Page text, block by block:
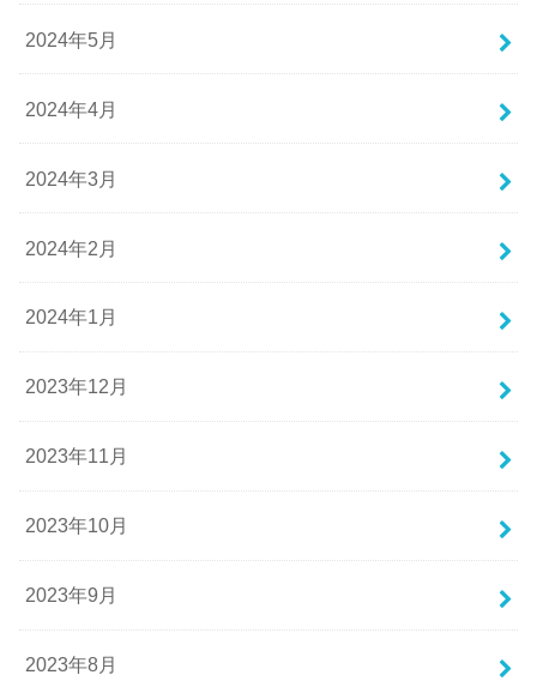
2024年5月
2024年4月
2024年3月
2024年2月
2024年1月
2023年12月
2023年11月
2023年10月
2023年9月
2023年8月